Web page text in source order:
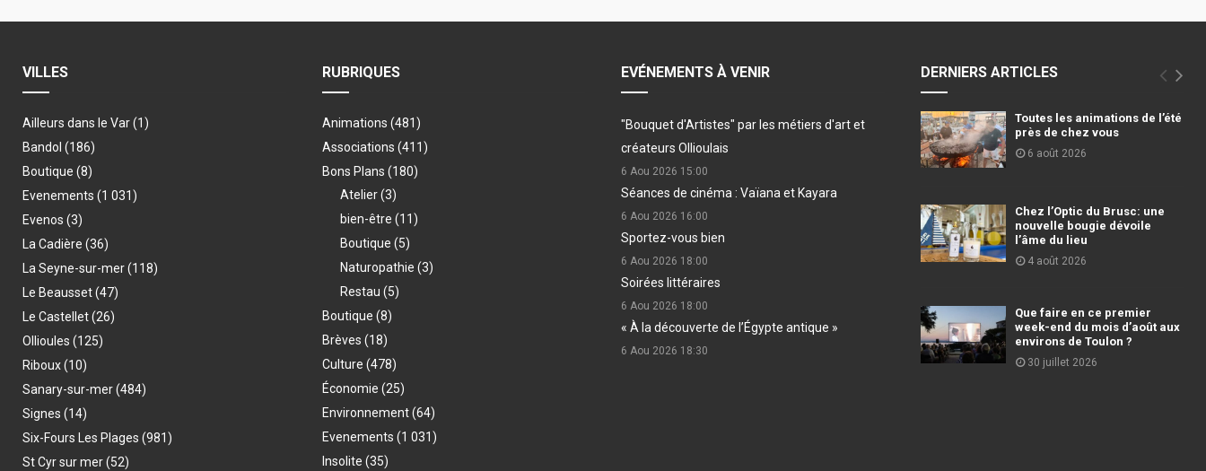
VILLES
Ailleurs dans le Var(1)
Bandol (186)
Boutique (8)
Evenements (1 031)
Evenos (3)
La Cadière (36)
La Seyne-sur-mer(118)
Le Beausset(47)
Le Castellet(26)
Ollioules (125)
Riboux(10)
Sanary-sur-mer(484)
Signes (14)
Six-Fours Les Plages (981)
St Cyr sur mer(52)
RUBRIQUES
Animations (481)
Associations (411)
Bons Plans (180)
Atelier(3)
bien-être (11)
Boutique (5)
Naturopathie (3)
Restau (5)
Boutique (8)
Brèves (18)
Culture (478)
Économie (25)
Environnement(64)
Evenements (1 031)
Insolite (35)
EVÉNEMENTS À VENIR
"Bouquet d'Artistes" par les métiers d'art et
créateurs Ollioulais
6 Aou 2026 15:00
Séances de cinéma : Vaïana et Kayara
6 Aou 2026 16:00
Sportez-vous bien
6 Aou 2026 18:00
Soirées littéraires
6 Aou 2026 18:00
« À la découverte de l’Égypte antique »
6 Aou 2026 18:30
DERNIERS ARTICLES
Toutes les animations de l’été
près de chez vous
6 août 2026
Chez l’Optic du Brusc: une
nouvelle bougie dévoile
l’âme du lieu
4 août 2026
Que faire en ce premier
week-end du mois d’août aux
environs de Toulon ?
30 juillet 2026